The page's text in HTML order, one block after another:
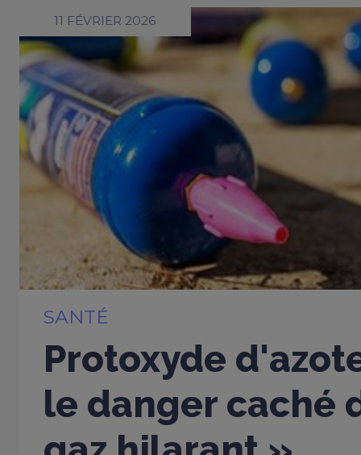
11 FÉVRIER 2026
SANTÉ
Protoxyde
le danger caché